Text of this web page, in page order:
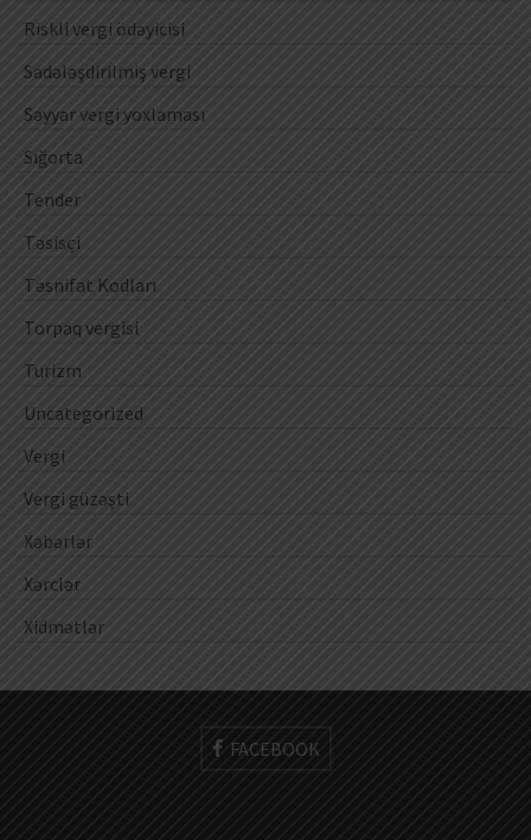
Riskli vergi ödəyicisi
Sadələşdirilmiş vergi
Səyyar vergi yoxlaması
Sığorta
Tender
Təsisçi
Təsnifat Kodları
Torpaq vergisi
Turizm
Uncategorized
Vergi
Vergi güzəşti
Xəbərlər
Xərclər
Xidmətlər
FACEBOOK